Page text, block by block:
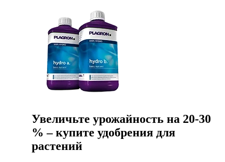
Увеличьте урожайность на 20-30
% – купите удобрения для
растений